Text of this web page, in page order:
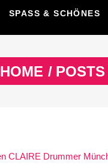
SPASS & SCHÖNES
HOME /